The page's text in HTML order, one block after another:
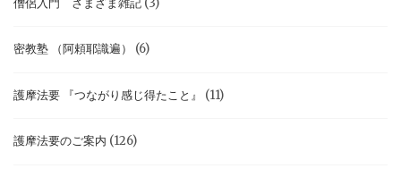
僧侶入門 さまざま雑記 (3)
密教塾 （阿頼耶識遍） (6)
護摩法要 『つながり感じ得たこと』 (11)
護摩法要のご案内 (126)